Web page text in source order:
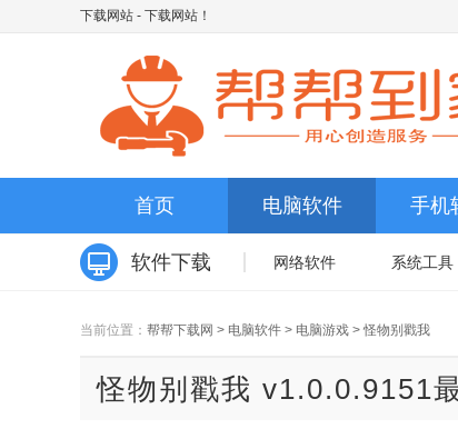
下载网站 - 下载网站！
首页 电脑软件 手机
软件下载 网络软件 系统工具
当前位置： 帮帮下载网 > 电脑软件 > 电脑游戏 >怪物别戳我
怪物别戳我 v1.0.0.9151